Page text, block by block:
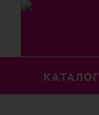
КАТАЛОГ